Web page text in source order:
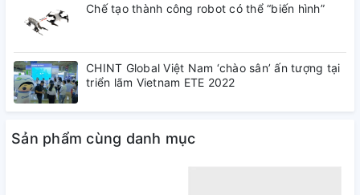
Chế tạo thành công robot có thể “biến hình”
CHINT Global Việt Nam ‘chào sân’ ấn tượng tại
triển lãm Vietnam ETE 2022
Sản phẩm cùng danh mục